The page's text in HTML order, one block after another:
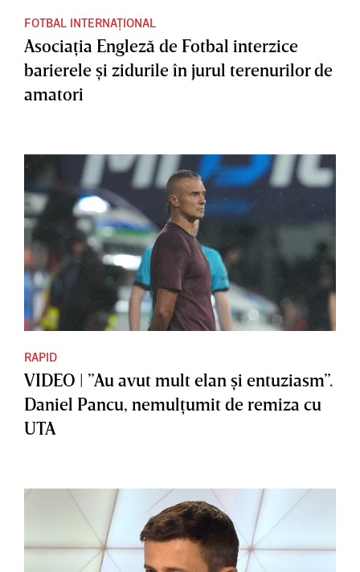
FOTBAL INTERNAȚIONAL
Asociaţia Engleză de Fotbal interzice
barierele şi zidurile în jurul terenurilor de
amatori
RAPID
VIDEO | ”Au avut mult elan şi entuziasm”.
Daniel Pancu, nemulţumit de remiza cu
UTA